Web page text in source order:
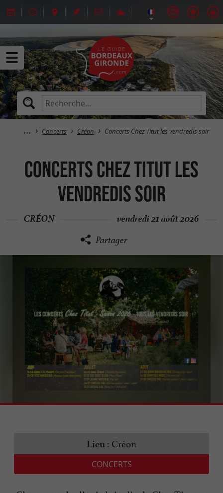
Concerts Créon Concerts Chez Titut les vendredis soir
Concerts Chez Titut les
vendredis soir
CRÉON vendredi 21 août 2026
Partager
Lieu : Créon
CONCERTS